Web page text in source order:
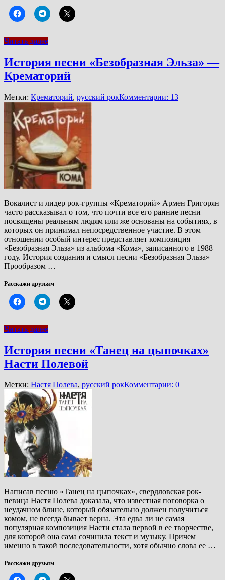
Читать далее
История песни «Безобразная Эльза» —
Крематорий
Метки: Крематорий, русский рокКомментарии: 13
Вокалист и лидер рок-группы «Крематорий» Армен Григорян
часто рассказывал о том, что почти все его ранние песни
посвящены реальным людям или же основаны на событиях, в
которых он принимал непосредственное участие. В этом
отношении особый интерес представляет композиция
«Безобразная Эльза» из альбома «Кома», записанного в 1988
году. История создания и смысл песни «Безобразная Эльза»
Прообразом …
Расскажи друзьям
Читать далее
История песни «Танец на цыпочках»
Насти Полевой
Метки: Настя Полева, русский рокКомментарии: 0
Написав песню «Танец на цыпочках», свердловская рок-
певица Настя Полева доказала, что известная поговорка о
неудачном блине, который обязательно должен получиться
комом, не всегда бывает верна. Эта едва ли не самая
популярная композиция Насти стала первой в ее творчестве,
для которой она сама сочинила текст и музыку. Причем
именно в такой последовательности, хотя обычно слова ее …
Расскажи друзьям